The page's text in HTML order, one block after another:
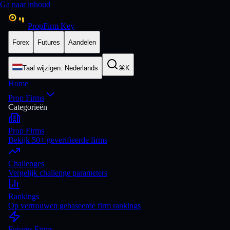
Ga naar inhoud
PropFirm Key
Forex Futures Aandelen
Taal wijzigen: Nederlands ⌘K
Home
Prop Firms
Categorieën
Prop Firms
Bekijk 50+ geverifieerde firms
Challenges
Vergelijk challenge parameters
Rankings
Op vertrouwen gebaseerde firm rankings